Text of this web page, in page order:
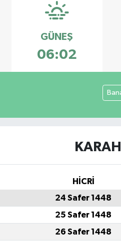
GÜNEŞ
06:02
HİCRİ
24 Safer 1448
25 Safer 1448
26 Safer 1448